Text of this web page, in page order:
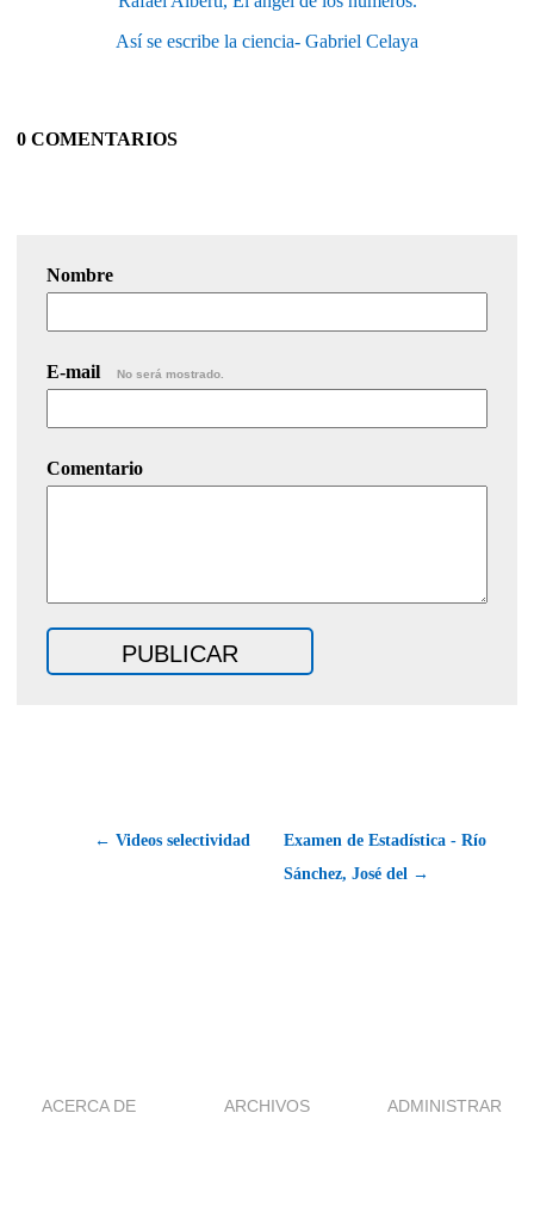
Así se escribe la ciencia- Gabriel Celaya
0 COMENTARIOS
Nombre
E-mail No será mostrado.
Comentario
← Videos selectividad
Examen de Estadística - Río
Sánchez, José del →
ACERCA DE ARCHIVOS ADMINISTRAR